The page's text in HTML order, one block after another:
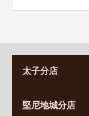
太子分店
營業時間:
堅尼地城分店